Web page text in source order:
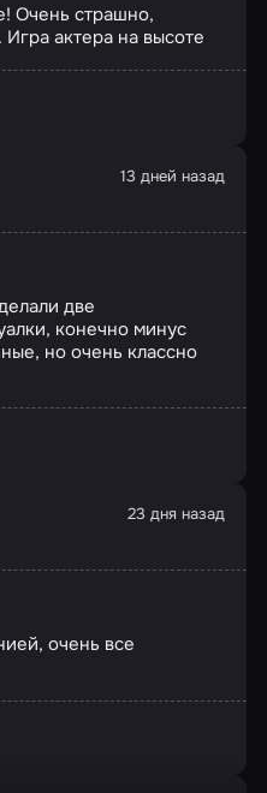
Очень страшно,
актера на высоте
13 дней назад
две
конечно минус
но очень классно
23 дня назад
очень все